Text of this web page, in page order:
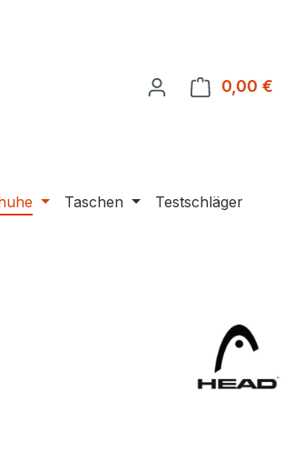
0,00 €
Taschen
Testschläger